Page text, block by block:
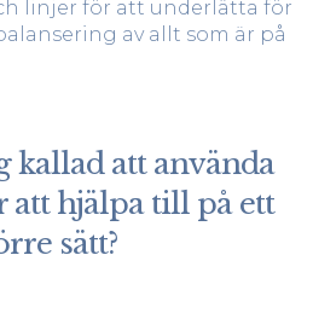
linjer för att underlätta för
av allt som är på
kallad att använda
att hjälpa till på ett
sätt?